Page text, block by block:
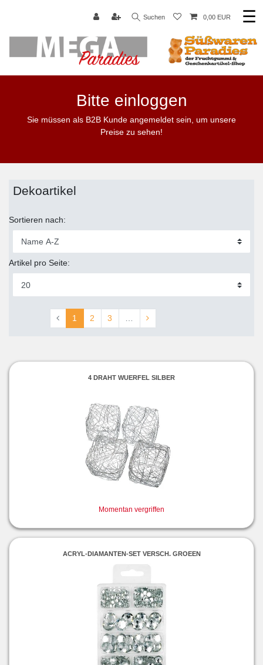
Suchen 0,00 EUR ☰
Bitte einloggen
Sie müssen als B2B Kunde angemeldet sein, um unsere
Preise zu sehen!
Dekoartikel
Sortieren nach:
Artikel pro Seite:
1 2 3
4 DRAHT WUERFEL SILBER
Momentan vergriffen
ACRYL-DIAMANTEN-SET VERSCH. GROEEN